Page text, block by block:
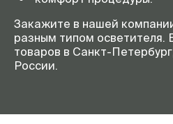
Закажите в нашей
разным типом осветителя.
товаров в Санкт-
России.